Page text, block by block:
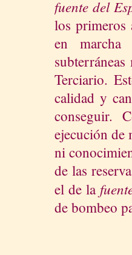
fuente del
los primeros
en
Terciario.
calidad y
conseguir.
ejecución de
ni
de las
el de la
de bombeo